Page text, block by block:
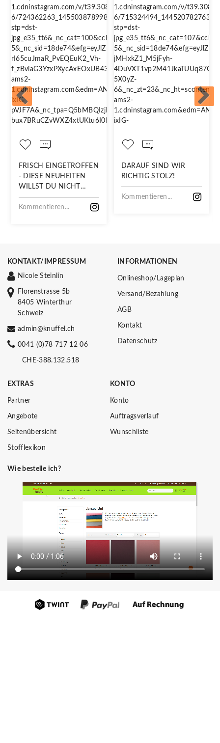
FRISCH EINGETROFFEN
- DIESE NEUHEITEN
WILLST DU NICHT
VERPASSEN!
Kommentieren...
DARAUF SIND WIR
RICHTIG STOLZ!
Kommentieren...
KONTAKT/IMPRESSUM
Nicole Steinlin
Florenstrasse 5b
8405 Winterthur
Schweiz
admin@knuffel.ch
0041 (0)78 717 12 06
CHE-388.132.518
INFORMATIONEN
Onlineshop/Lageplan
Versand/Bezahlung
AGB
Kontakt
Datenschutz
EXTRAS
Partner
Angebote
Seitenübersicht
Stofflexikon
KONTO
Konto
Auftragsverlauf
Wunschliste
Wie bestelle ich?